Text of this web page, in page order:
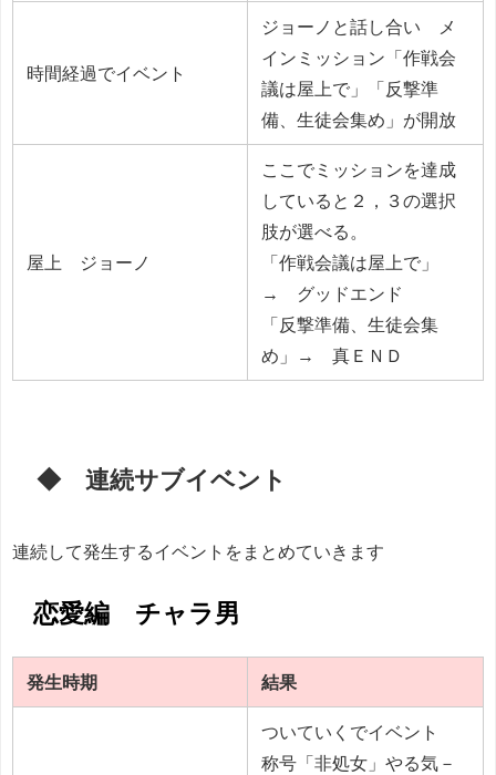
時間経過でイベント
ジョーノと話し合い メ
インミッション「作戦会
議は屋上で」「反撃準
備、生徒会集め」が開放
屋上 ジョーノ
ここでミッションを達成
していると２，３の選択
肢が選べる。
「作戦会議は屋上で」
→ グッドエンド
「反撃準備、生徒会集
め」→ 真ＥＮＤ
◆ 連続サブイベント
連続して発生するイベントをまとめていきます
恋愛編 チャラ男
発生時期 結果
ついていくでイベント
称号「非処女」やる気－